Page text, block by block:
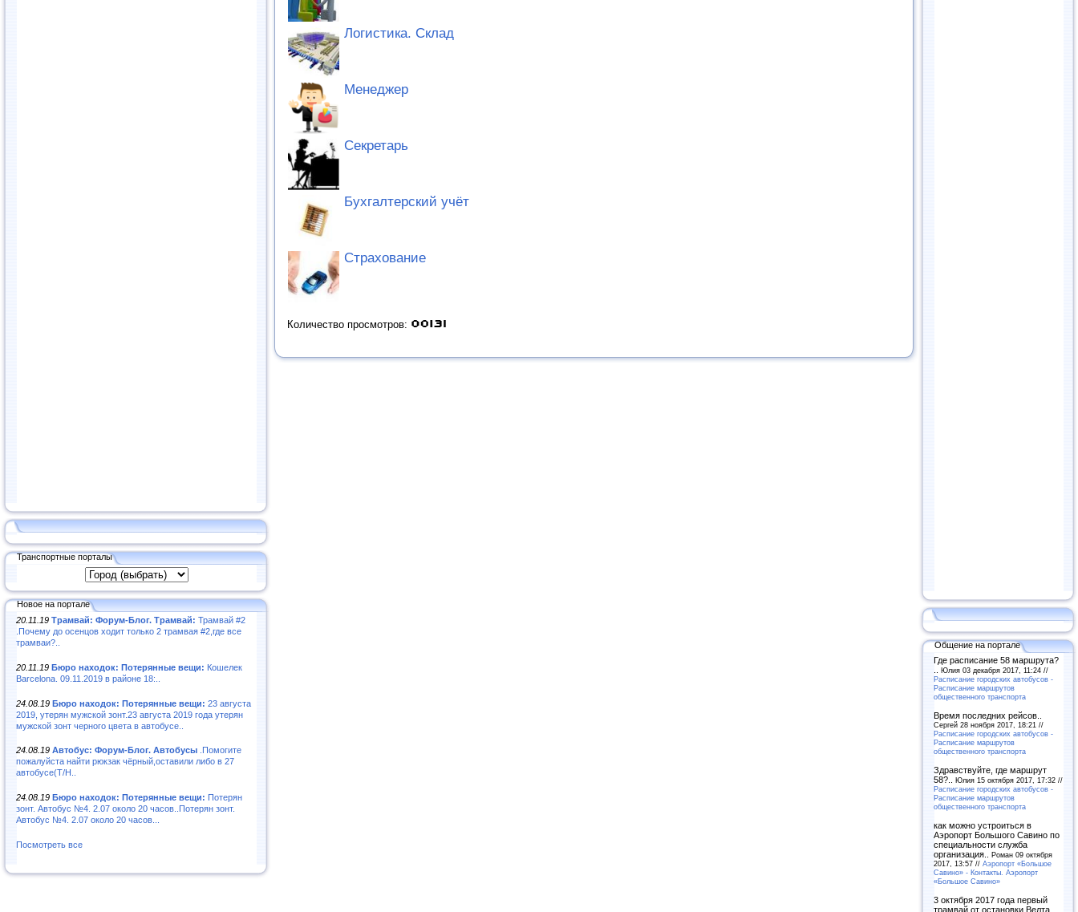
Транспортные порталы
Новое на портале
20.11.19 Трамвай: Форум-Блог. Трамвай: Трамвай #2
.Почему до осенцов ходит только 2 трамвая #2,где все
трамваи?..
20.11.19 Бюро находок: Потерянные вещи: Кошелек
Barcelona. 09.11.2019 в районе 18:..
24.08.19 Бюро находок: Потерянные вещи: 23 августа
2019, утерян мужской зонт.23 августа 2019 года утерян
мужской зонт черного цвета в автобусе..
24.08.19 Автобус: Форум-Блог. Автобусы .Помогите
пожалуйста найти рюкзак чёрный,оставили либо в 27
автобусе(Т/Н..
24.08.19 Бюро находок: Потерянные вещи: Потерян
зонт. Автобус №4. 2.07 около 20 часов..Потерян зонт.
Автобус №4. 2.07 около 20 часов...
Посмотреть все
Логистика. Склад
Менеджер
Секретарь
Бухгалтерский учёт
Страхование
Количество просмотров:
Общение на портале
Где расписание 58 маршрута?
Юлия 03 декабря 2017, 11:24 //
Расписание городских автобусов -
Расписание маршрутов
общественного транспорта
Время последних рейсов..
Сергей 28 ноября 2017, 18:21 //
Расписание городских автобусов -
Расписание маршрутов
общественного транспорта
Здравствуйте, где маршрут
58?.. Юлия 15 октября 2017, 17:32 //
Расписание городских автобусов -
Расписание маршрутов
общественного транспорта
как можно устроиться в
Аэропорт Большого Савино по
специальности служба
организация.. Роман 09 октября
2017, 13:57 // Аэропорт «Большое
Савино» - Контакты. Аэропорт
«Большое Савино»
3 октября 2017 года первый
трамвай от остановки Велта